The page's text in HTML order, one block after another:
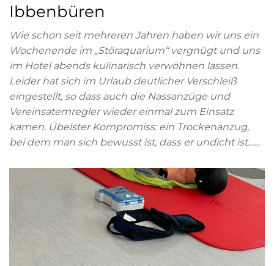
Ibbenbüren
Wie schon seit mehreren Jahren haben wir uns ein
Wochenende im „Störaquarium“ vergnügt und uns
im Hotel abends kulinarisch verwöhnen lassen.
Leider hat sich im Urlaub deutlicher Verschleiß
eingestellt, so dass auch die Nassanzüge und
Vereinsatemregler wieder einmal zum Einsatz
kamen. Übelster Kompromiss: ein Trockenanzug,
bei dem man sich bewusst ist, dass er undicht ist……